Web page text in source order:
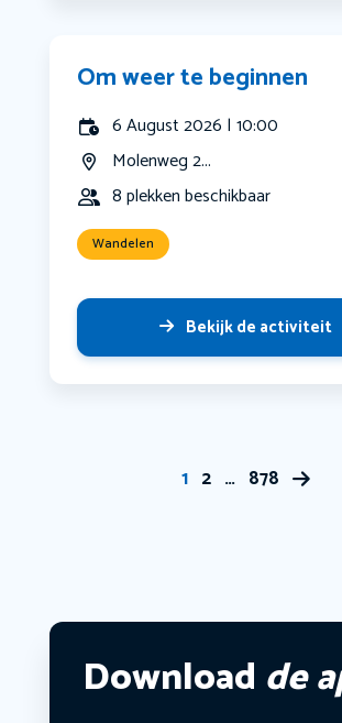
Om weer te beginnen
6 August 2026 | 10:00
Molenweg 2...
8 plekken beschikbaar
Wandelen
Bekijk de activiteit
1 2 … 878
Download de